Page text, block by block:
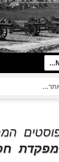
מפקדת